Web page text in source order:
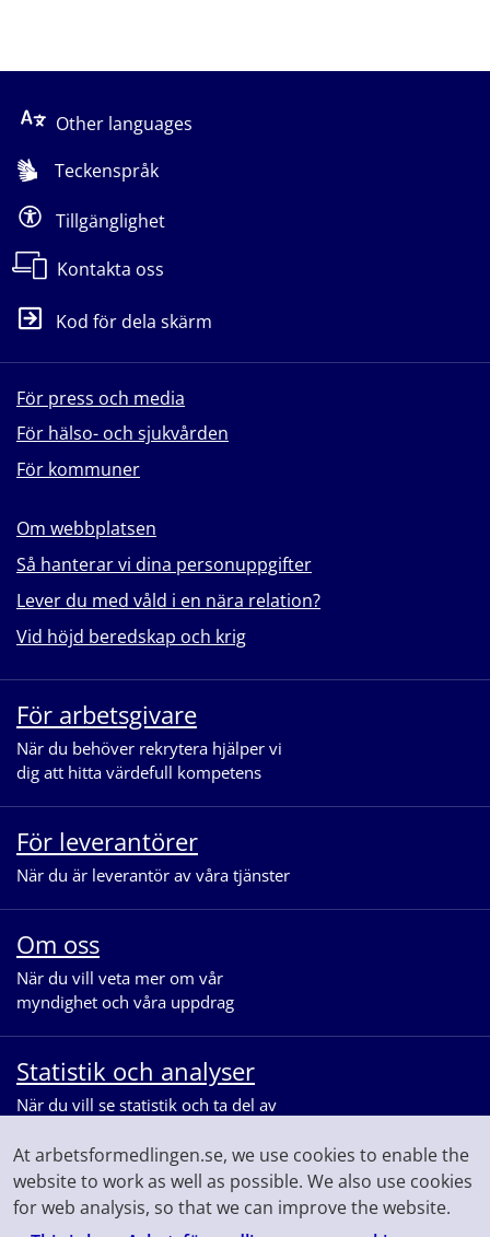
At arbetsformedlingen.se, we use cookies to enable the
website to work as well as possible. We also use cookies
for web analysis, so that we can improve the website.
Other languages
Teckenspråk
Tillgänglighet
Kontakta oss
Kod för dela skärm
För press och media
För hälso- och sjukvården
För kommuner
Om webbplatsen
Så hanterar vi dina personuppgifter
Lever du med våld i en nära relation?
Vid höjd beredskap och krig
För arbetsgivare
När du behöver rekrytera hjälper vi
dig att hitta värdefull kompetens
För leverantörer
När du är leverantör av våra tjänster
Om oss
När du vill veta mer om vår
myndighet och våra uppdrag
Statistik och analyser
När du vill se statistik och ta del av